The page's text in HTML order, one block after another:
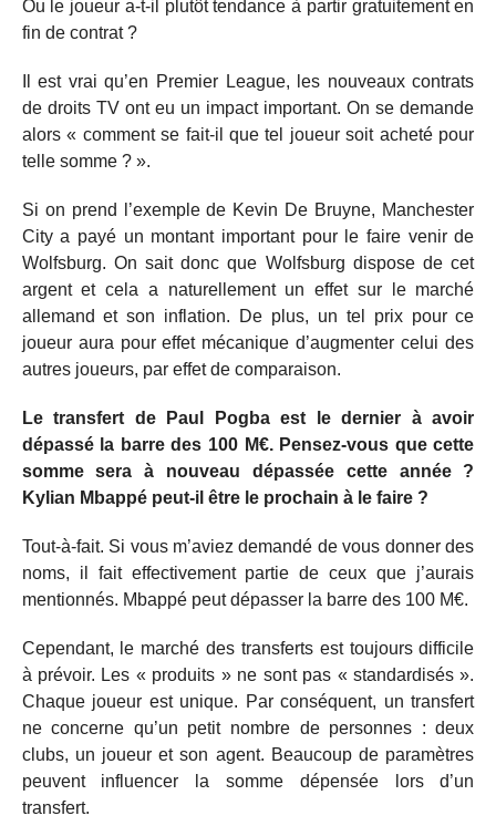
Ou le joueur a-t-il plutôt tendance à partir gratuitement en
fin de contrat ?
Il est vrai qu’en Premier League, les nouveaux contrats
de droits TV ont eu un impact important. On se demande
alors « comment se fait-il que tel joueur soit acheté pour
telle somme ? ».
Si on prend l’exemple de Kevin De Bruyne, Manchester
City a payé un montant important pour le faire venir de
Wolfsburg. On sait donc que Wolfsburg dispose de cet
argent et cela a naturellement un effet sur le marché
allemand et son inflation. De plus, un tel prix pour ce
joueur aura pour effet mécanique d’augmenter celui des
autres joueurs, par effet de comparaison.
Le transfert de Paul Pogba est le dernier à avoir
dépassé la barre des 100 M€. Pensez-vous que cette
somme sera à nouveau dépassée cette année ?
Kylian Mbappé peut-il être le prochain à le faire ?
Tout-à-fait. Si vous m’aviez demandé de vous donner des
noms, il fait effectivement partie de ceux que j’aurais
mentionnés. Mbappé peut dépasser la barre des 100 M€.
Cependant, le marché des transferts est toujours difficile
à prévoir. Les « produits » ne sont pas « standardisés ».
Chaque joueur est unique. Par conséquent, un transfert
ne concerne qu’un petit nombre de personnes : deux
clubs, un joueur et son agent. Beaucoup de paramètres
peuvent influencer la somme dépensée lors d’un
transfert.